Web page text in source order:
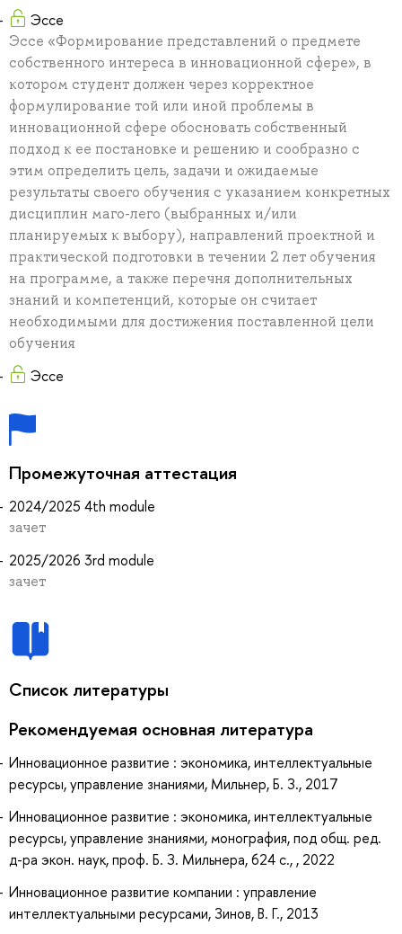
Эссе
Эссе «Формирование представлений о предмете
собственного интереса в инновационной сфере», в
котором студент должен через корректное
формулирование той или иной проблемы в
инновационной сфере обосновать собственный
подход к ее постановке и решению и сообразно с
этим определить цель, задачи и ожидаемые
результаты своего обучения с указанием конкретных
дисциплин маго-лего (выбранных и/или
планируемых к выбору), направлений проектной и
практической подготовки в течении 2 лет обучения
на программе, а также перечня дополнительных
знаний и компетенций, которые он считает
необходимыми для достижения поставленной цели
обучения
Эссе
Промежуточная аттестация
2024/2025 4th module
зачет
2025/2026 3rd module
зачет
Список литературы
Рекомендуемая основная литература
Инновационное развитие : экономика, интеллектуальные
ресурсы, управление знаниями, Мильнер, Б. З., 2017
Инновационное развитие : экономика, интеллектуальные
ресурсы, управление знаниями, монография, под общ. ред.
д-ра экон. наук, проф. Б. З. Мильнера, 624 с., , 2022
Инновационное развитие компании : управление
интеллектуальными ресурсами, Зинов, В. Г., 2013